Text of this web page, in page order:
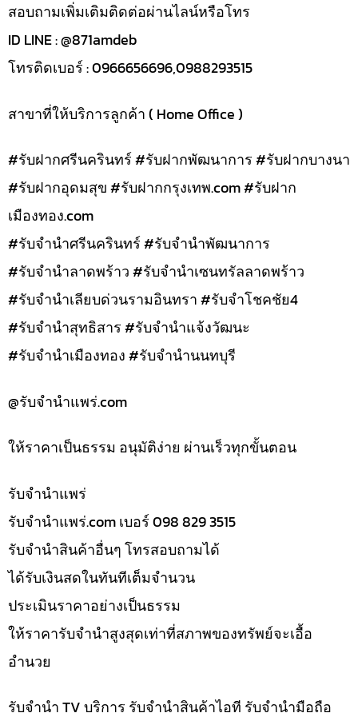
สอบถามเพิ่มเติมติดต่อผ่านไลน์หรือโทร
ID LINE : @871amdeb
โทรติดเบอร์ : 0966656696,0988293515
สาขาที่ให้บริการลูกค้า ( Home Office )
#รับฝากศรีนครินทร์ #รับฝากพัฒนาการ #รับฝากบางนา
#รับฝากอุดมสุข #รับฝากกรุงเทพ.com #รับฝาก
เมืองทอง.com
#รับจำนำศรีนครินทร์ #รับจำนำพัฒนาการ
#รับจำนำลาดพร้าว #รับจำนำเซนทรัลลาดพร้าว
#รับจำนำเลียบด่วนรามอินทรา #รับจำโชคชัย4
#รับจำนำสุทธิสาร #รับจำนำแจ้งวัฒนะ
#รับจำนำเมืองทอง #รับจำนำนนทบุรี
@รับจํานําแพร่.com
ให้ราคาเป็นธรรม อนุมัติง่าย ผ่านเร็วทุกขั้นตอน
รับจํานำแพร่
รับจํานําแพร่.com เบอร์ 098 829 3515
รับจำนำสินค้าอื่นๆ โทรสอบถามได้
ได้รับเงินสดในทันทีเต็มจำนวน
ประเมินราคาอย่างเป็นธรรม
ให้ราคารับจำนำสูงสุดเท่าที่สภาพของทรัพย์จะเอื้อ
อำนวย
รับจำนำ TV บริการ รับจำนำสินค้าไอที รับจำนำมือถือ